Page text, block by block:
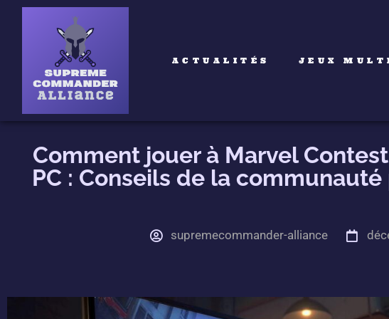
ACTUALITÉS JEUX
Comment jouer à Marvel
PC : Conseils de la
supremecommander-alliance